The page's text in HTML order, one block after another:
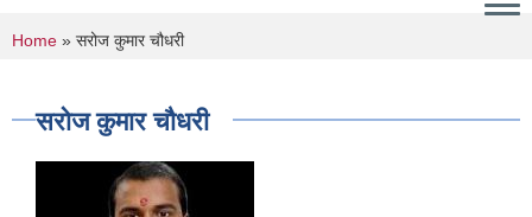
You are here
Home » सरोज कुमार चौधरी
सरोज कुमार चौधरी